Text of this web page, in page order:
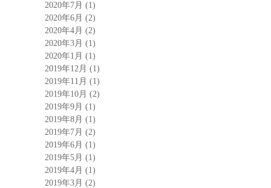
2020年7月 (1)
2020年6月 (2)
2020年4月 (2)
2020年3月 (1)
2020年1月 (1)
2019年12月 (1)
2019年11月 (1)
2019年10月 (2)
2019年9月 (1)
2019年8月 (1)
2019年7月 (2)
2019年6月 (1)
2019年5月 (1)
2019年4月 (1)
2019年3月 (2)